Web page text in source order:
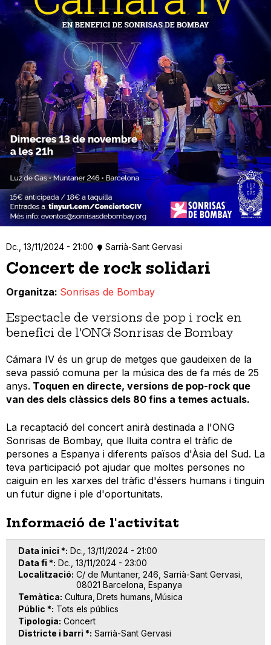
Dc., 13/11/2024 - 21:00 Sarrià-Sant Gervasi
Concert de rock solidari
Organitza Sonrisas de Bombay
Espectacle de versions de pop i rock en
benefici de l'ONG Sonrisas de Bombay
Cámara IV és un grup de metges que gaudeixen de la
seva passió comuna per la música des de fa més de 25
anys. Toquen en directe, versions de pop-rock que
van des dels clàssics dels 80 fins a temes actuals.
La recaptació del concert anirà destinada a l'ONG
Sonrisas de Bombay, que lluita contra el tràfic de
persones a Espanya i diferents països d'Àsia del Sud. La
teva participació pot ajudar que moltes persones no
caiguin en les xarxes del tràfic d'éssers humans i tinguin
un futur digne i ple d'oportunitats.
Informació de l'activitat
Data inici * Dc., 13/11/2024 - 21:00
Data fi * Dc., 13/11/2024 - 23:00
Localització C/ de Muntaner, 246, Sarrià-Sant Gervasi,
08021 Barcelona, Espanya
Temàtica Cultura Drets humans Música
Públic * Tots els públics
Tipologia Concert
Districte i barri * Sarrià-Sant Gervasi